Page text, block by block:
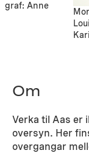
Anne
Om
Verka til Aas er
oversyn. Her
overgangar